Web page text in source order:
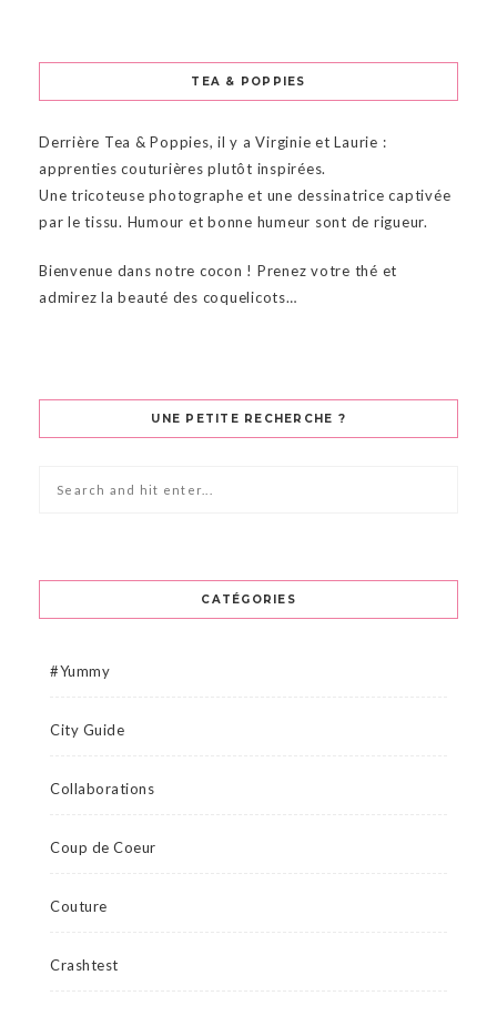
TEA & POPPIES
Derrière Tea & Poppies, il y a Virginie et Laurie :
apprenties couturières plutôt inspirées.
Une tricoteuse photographe et une dessinatrice captivée
par le tissu. Humour et bonne humeur sont de rigueur.
Bienvenue dans notre cocon ! Prenez votre thé et
admirez la beauté des coquelicots…
UNE PETITE RECHERCHE ?
CATÉGORIES
#Yummy
City Guide
Collaborations
Coup de Coeur
Couture
Crashtest